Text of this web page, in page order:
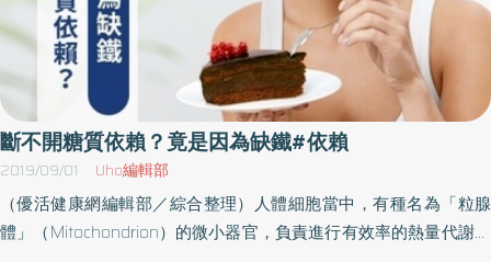
一個隨時都上戰場的戰士一樣，無論是跟自己在一起，或者是跟別
人在一起，你們都很難放鬆下來。你們無法就是只是處於『當
下』、享受『當下』，這就是一種『不在』的狀態。「除此之外，
有些小大人會產生『我是孤單的，我只能靠我自己』的信念，他們
在生命早期的某個時刻暗自下定決心：我再也不要有任何感覺，避
免自己感受到情感連結的渴望以及缺失的痛苦。可是離開情緒腦，
鍛鍊理性腦的模式，也讓這些小大人長大之後變成和情緒、情感斷
鏈的超理智機器人，而這往往讓身邊的重要他人感覺到無法和他有
真正的親密連結。」「天啊！這也好像志遠耶，我覺得他就是這樣
動指貼圖、更新動態、評論他人貼文，被動指多常瀏覽最新訊息、
看朋友的照片、瀏覽別人的臉書頁。結果發現：禁用臉書的這一組
明顯有較高的生活滿意度、較多正向情緒，仔細區分臉書使用程
度，這效應出現在中度與重度的臉書使用者，對於輕度則沒有差
別。此外，臉書嫉妒達中度到強度的人，也因禁用臉書而感到生活
更滿意。被動的臉書使用者，更能從禁用臉書中獲得更好的生活滿
意度。事實上，被動的臉書使用和負面情緒與想法是有關的。在社
群媒體中的社交比較，雖然可能引發不太舒服的臉書嫉妒，但研究
也指出，也可能激發自我進步的動機，引發正向情緒，特別是擁有
斷不開糖質依賴？竟是因為缺鐵#依賴
2019/09/01 Uho編輯部
（優活健康網編輯部／綜合整理）人體細胞當中，有種名為「粒腺
體」（Mitochondrion）的微小器官，負責進行有效率的熱量代謝。